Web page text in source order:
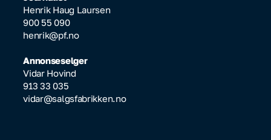
Henrik Haug Laursen
900 55 090
henrik@pf.no
Annonseselger
Vidar Hovind
913 33 035
vidar@salgsfabrikken.no